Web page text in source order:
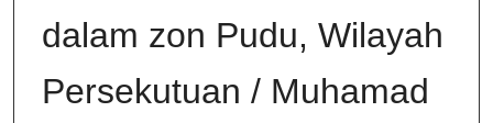
dalam zon Pudu, Wilayah
Persekutuan / Muhamad